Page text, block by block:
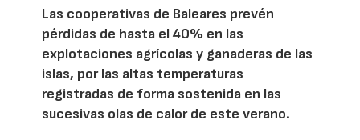
Las cooperativas de Baleares prevén
pérdidas de hasta el 40% en las
explotaciones agrícolas y ganaderas de las
islas, por las altas temperaturas
registradas de forma sostenida en las
sucesivas olas de calor de este verano.